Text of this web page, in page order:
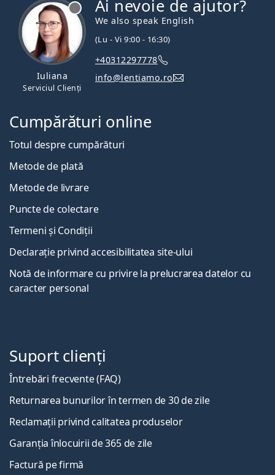
Persol
Prada
Toate mărcile
Iuliana
Serviciul Clienți
Ai nevoie de ajutor?
We also speak English
(Lu - Vi 9:00 - 16:30)
+40312297778
info@lentiamo.ro
Cumpărături online
Totul despre cumpărături
Metode de plată
Metode de livrare
Puncte de colectare
Termeni și Condiții
Declarație privind accesibilitatea site-ului
Notă de informare cu privire la prelucrarea datelor cu
caracter personal
Suport clienți
Întrebări frecvente (FAQ)
Returnarea bunurilor în termen de 30 de zile
Reclamații privind calitatea produselor
Garanția înlocuirii de 365 de zile
Factură pe firmă